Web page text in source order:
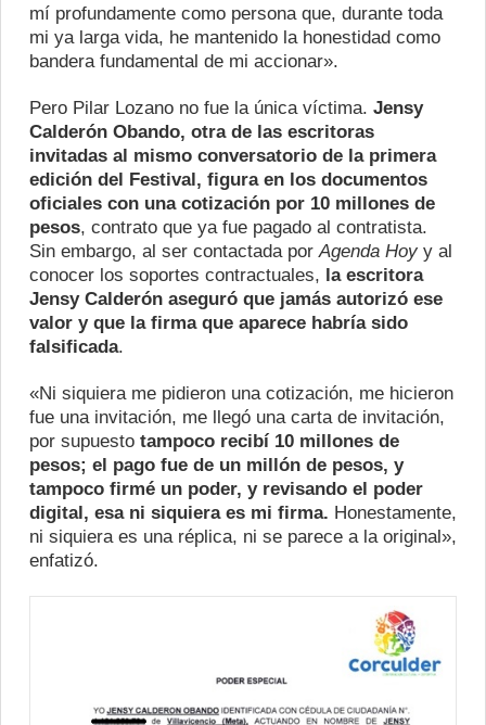
mí profundamente como persona que, durante toda
mi ya larga vida, he mantenido la honestidad como
bandera fundamental de mi accionar».
Pero Pilar Lozano no fue la única víctima. Jensy
Calderón Obando, otra de las escritoras
invitadas al mismo conversatorio de la primera
edición del Festival, figura en los documentos
oficiales con una cotización por 10 millones de
pesos, contrato que ya fue pagado al contratista.
Sin embargo, al ser contactada por Agenda Hoy y al
conocer los soportes contractuales, la escritora
Jensy Calderón aseguró que jamás autorizó ese
valor y que la firma que aparece habría sido
falsificada.
«Ni siquiera me pidieron una cotización, me hicieron
fue una invitación, me llegó una carta de invitación,
por supuesto tampoco recibí 10 millones de
pesos; el pago fue de un millón de pesos, y
tampoco firmé un poder, y revisando el poder
digital, esa ni siquiera es mi firma. Honestamente,
ni siquiera es una réplica, ni se parece a la original»,
enfatizó.